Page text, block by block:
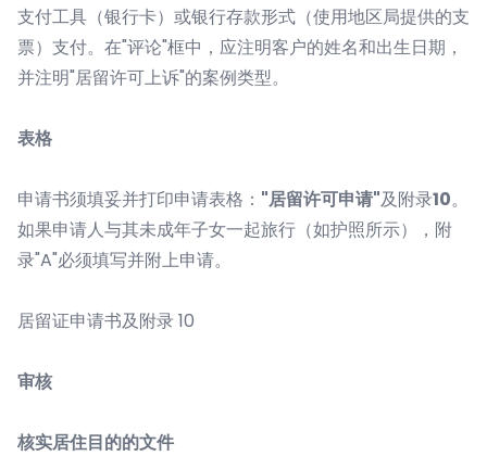
支付工具（银行卡）或银行存款形式（使用地区局提供的支
票）支付。在"评论"框中，应注明客户的姓名和出生日期，
并注明"居留许可上诉"的案例类型。
表格
申请书须填妥并打印申请表格： "居留许可申请"及附录10。
如果申请人与其未成年子女一起旅行（如护照所示），附
录"A"必须填写并附上申请。
居留证申请书及附录 10
审核
核实居住目的的文件